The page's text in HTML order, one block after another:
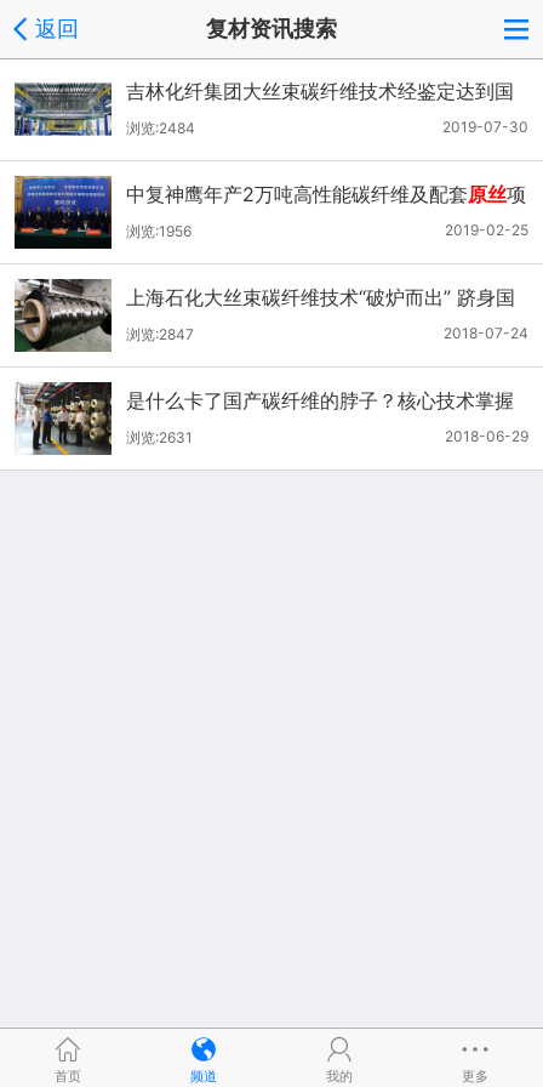
返回 复材资讯搜索
吉林化纤集团大丝束碳纤维技术经鉴定达到国
际先进水平
2019-07-30
浏览:2484
中复神鹰年产2万吨高性能碳纤维及配套原丝项
目落地西宁
2019-02-25
浏览:1956
上海石化大丝束碳纤维技术“破炉而出” 跻身国
际先进
2018-07-24
浏览:2847
是什么卡了国产碳纤维的脖子？核心技术掌握
在国外
2018-06-29
浏览:2631
首页 频道 我的 更多